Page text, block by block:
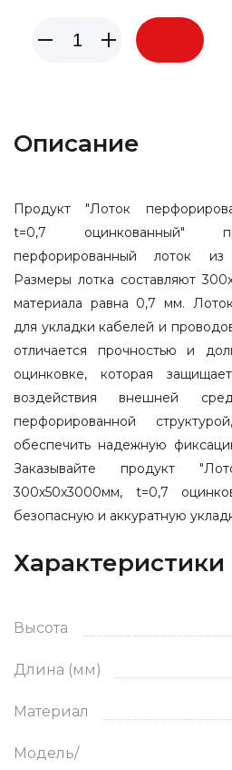
Описание
Продукт "Лоток
t=0,7 оцинкованный"
перфорированный лоток из
Размеры лотка составляют
материала равна 0,7 мм.
для укладки кабелей и
отличается прочностью и
оцинковке, которая
воздействия внешней
перфорированной
обеспечить надежную
Заказывайте продукт
300х50х3000мм, t=0,7
безопасную и аккуратную
Характеристики
Высота
Длина (мм)
Материал
Модель/